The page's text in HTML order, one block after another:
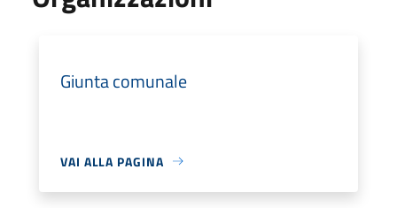
Giunta comunale
VAI ALLA PAGINA